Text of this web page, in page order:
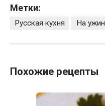
Метки:
Русская кухня На ужин
Похожие рецепты